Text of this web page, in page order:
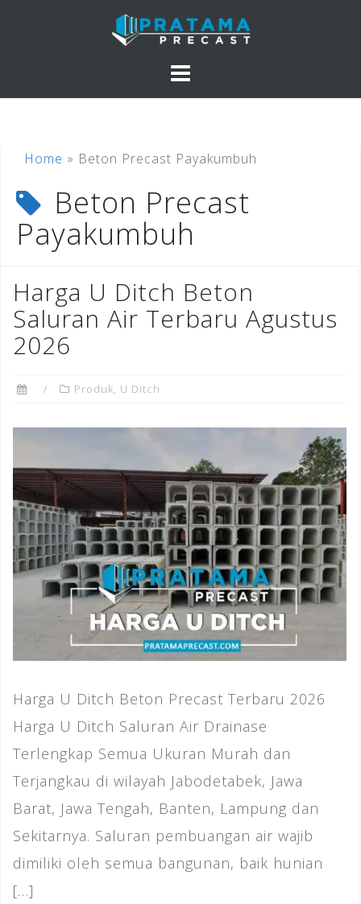
Home » Beton Precast Payakumbuh
Beton Precast
Payakumbuh
Harga U Ditch Beton
Saluran Air Terbaru Agustus
2026
Produk, U Ditch
Harga U Ditch Beton Precast Terbaru 2026
Harga U Ditch Saluran Air Drainase
Terlengkap Semua Ukuran Murah dan
Terjangkau di wilayah Jabodetabek, Jawa
Barat, Jawa Tengah, Banten, Lampung dan
Sekitarnya. Saluran pembuangan air wajib
dimiliki oleh semua bangunan, baik hunian
[…]